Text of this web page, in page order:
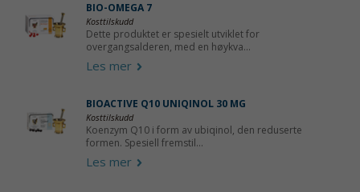
BIO-OMEGA 7
Kosttilskudd
Dette produktet er spesielt utviklet for
overgangsalderen, med en høykva...
Les mer
BIOACTIVE Q10 UNIQINOL 30 MG
Kosttilskudd
Koenzym Q10 i form av ubiqinol, den reduserte
formen. Spesiell fremstil...
Les mer